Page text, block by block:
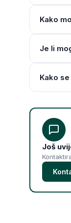
Kako
Je li
Kako
Još